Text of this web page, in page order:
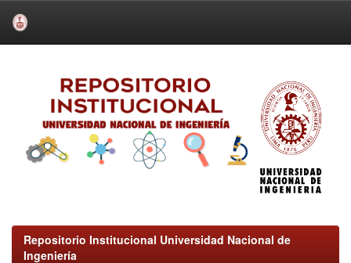
Repositorio Institucional Universidad Nacional de
Ingeniería